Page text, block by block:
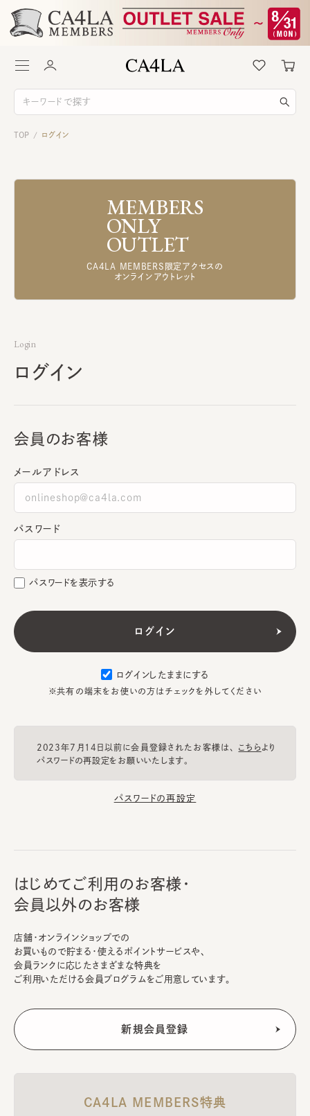
TOP / ログイン
MEMBERS
ONLY
OUTLET
CA4LA MEMBERS限定アクセスの
オンラインアウトレット
Login
ログイン
会員のお客様
メールアドレス
パスワード
パスワードを表示する
ログインしたままにする
※共有の端末をお使いの方はチェックを外してください
2023年7月14日以前に会員登録されたお客様は、 こちらより
パスワードの再設定をお願いいたします。
パスワードの再設定
はじめてご利用のお客様・
会員以外のお客様
店舗・オンラインショップでの
お買いもので貯まる・使えるポイントサービスや、
会員ランクに応じたさまざまな特典を
ご利用いただける会員プログラムをご用意しています。
CA4LA MEMBERS特典